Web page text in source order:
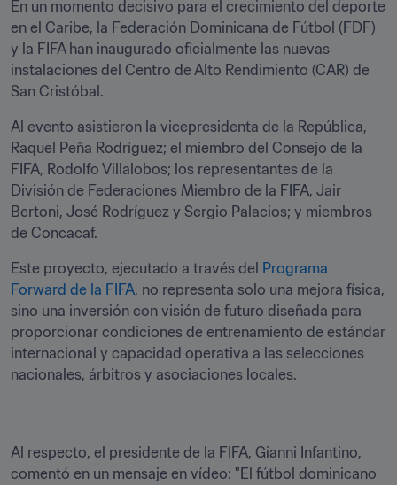
En un momento decisivo para el crecimiento del deporte
en el Caribe, la Federación Dominicana de Fútbol (FDF)
y la FIFA han inaugurado oficialmente las nuevas
instalaciones del Centro de Alto Rendimiento (CAR) de
San Cristóbal.
Al evento asistieron la vicepresidenta de la República,
Raquel Peña Rodríguez; el miembro del Consejo de la
FIFA, Rodolfo Villalobos; los representantes de la
División de Federaciones Miembro de la FIFA, Jair
Bertoni, José Rodríguez y Sergio Palacios; y miembros
de Concacaf.
Este proyecto, ejecutado a través del Programa
Forward de la FIFA, no representa solo una mejora física,
sino una inversión con visión de futuro diseñada para
proporcionar condiciones de entrenamiento de estándar
internacional y capacidad operativa a las selecciones
nacionales, árbitros y asociaciones locales.
Al respecto, el presidente de la FIFA, Gianni Infantino,
comentó en un mensaje en vídeo: "El fútbol dominicano